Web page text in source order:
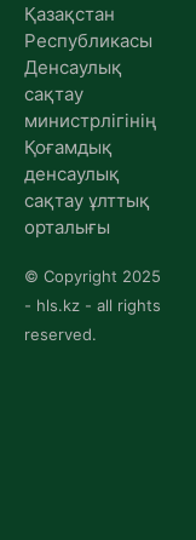
Қазақстан
Республикасы
Денсаулық
сақтау
министрлігінің
Қоғамдық
денсаулық
сақтау ұлттық
орталығы
© Copyright 2025
- hls.kz - all rights
reserved.